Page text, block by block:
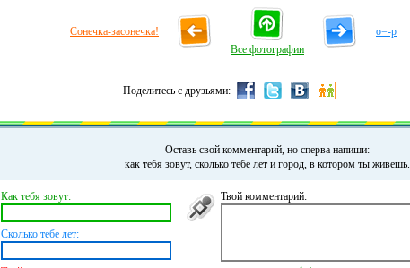
Сонечка-засонечка!
Все фотографии
o=-p
Поделитесь с друзьями:
Оставь свой комментарий, но сперва напиши:
как тебя зовут, сколько тебе лет и город, в котором ты живешь.
Как тебя зовут:
Сколько тебе лет:
Твой комментарий: